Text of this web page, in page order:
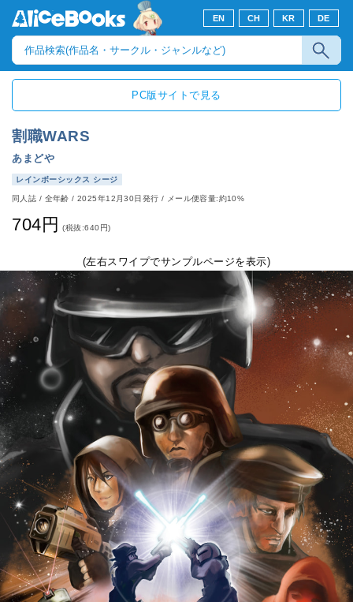
EN CH KR DE
PC版サイトで見る
割職WARS
あまどや
レインボーシックス シージ
同人誌 / 全年齢/2025年12月30日発行 / メール便容量:約10%
704円 (税抜:640円)
(左右スワイプでサンプルページを表示)